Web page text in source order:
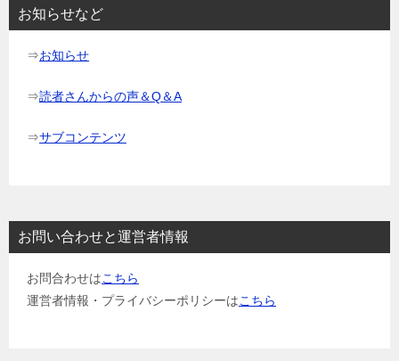
ョ
お知らせなど
⇒お知らせ
⇒読者さんからの声＆Q＆A
⇒サブコンテンツ
お問い合わせと運営者情報
お問合わせはこちら
運営者情報・プライバシーポリシーはこちら